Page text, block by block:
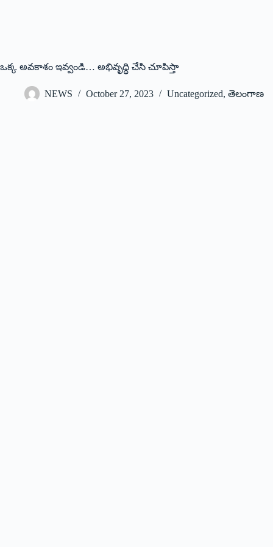
ఒక్క అవకాశం ఇవ్వండి… అభివృద్ధి చేసి చూపిస్తా
NEWS October 27, 2023 Uncategorized, తెలంగాణ